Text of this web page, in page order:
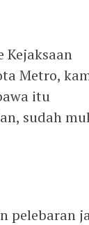
Kejaksaan
Metro,
itu
sudah
pelebaran